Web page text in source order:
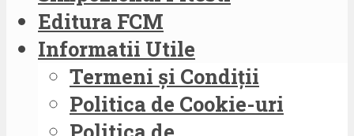
Editura FCM
Informatii Utile
Termeni și Condiții
Politica de Cookie-uri